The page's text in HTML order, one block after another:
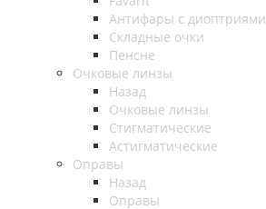
Антифары с диоптриями
Складные очки
Пенсне
Очковые линзы
Назад
Очковые линзы
Стигматические
Астигматические
Оправы
Назад
Оправы